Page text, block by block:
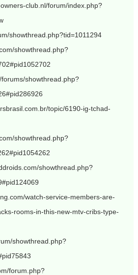
club.nl/forum/index.php?
showthread.php?tid=1011294
showthread.php?
showthread.php?
topic/6190-ig-tchad-
showthread.php?
showthread.php?
watch-service-members-are-
rooms-in-this-new-mtv-cribs-type-
showthread.php?
forum.php?